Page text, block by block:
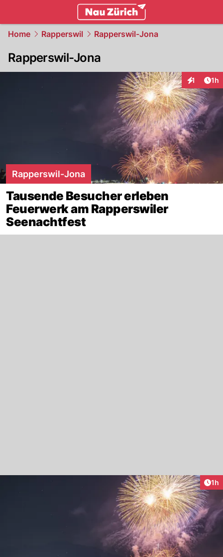
Home Rapperswil Rapperswil-Jona
Rapperswil-Jona
1 1h
Rapperswil-Jona
Tausende Besucher erleben
Feuerwerk am Rapperswiler
Seenachtfest
1h